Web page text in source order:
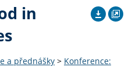
in
a přednášky > Konference: